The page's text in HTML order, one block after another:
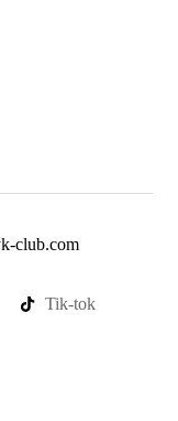
club.com
Tik-tok